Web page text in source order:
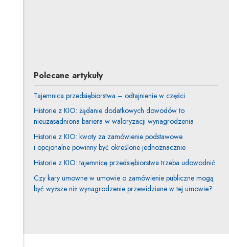
Polecane artykuły
Tajemnica przedsiębiorstwa – odtajnienie w części
Historie z KIO: żądanie dodatkowych dowodów to
nieuzasadniona bariera w waloryzacji wynagrodzenia
Historie z KIO: kwoty za zamówienie podstawowe
i opcjonalne powinny być określone jednoznacznie
Historie z KIO: tajemnicę przedsiębiorstwa trzeba udowodnić
Czy kary umowne w umowie o zamówienie publiczne mogą
być wyższe niż wynagrodzenie przewidziane w tej umowie?